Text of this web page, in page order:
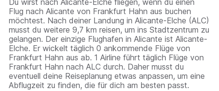
Du wirst nach Alicante-Elche fliegen, wenn du einen
Flug nach Alicante von Frankfurt Hahn aus buchen
möchtest. Nach deiner Landung in Alicante-Elche (ALC)
musst du weitere 9,7 km reisen, um ins Stadtzentrum zu
gelangen. Der einzige Flughafen in Alicante ist Alicante-
Elche. Er wickelt täglich 0 ankommende Flüge von
Frankfurt Hahn aus ab. 1 Airline führt täglich Flüge von
Frankfurt Hahn nach ALC durch. Daher musst du
eventuell deine Reiseplanung etwas anpassen, um eine
Abflugzeit zu finden, die für dich am besten passt.